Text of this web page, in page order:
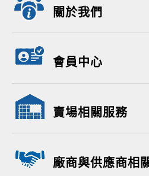
關於我們
會員中心
賣場相關服務
廠商與供應商相